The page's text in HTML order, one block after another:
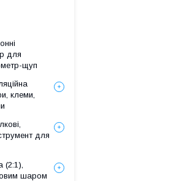
для
щуп
клеми,
для
(2:1),
шаром